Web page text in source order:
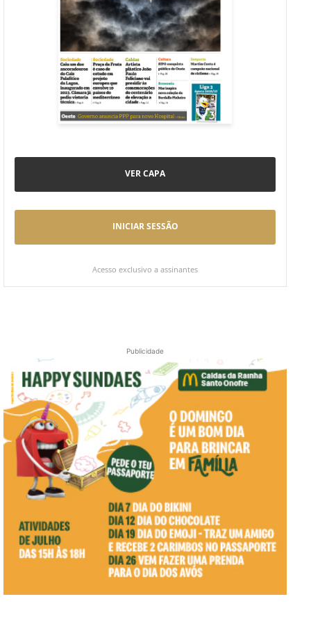
VER CAPA
INICIAR SESSÃO
Acesso exclusivo a assinantes
Publicidade